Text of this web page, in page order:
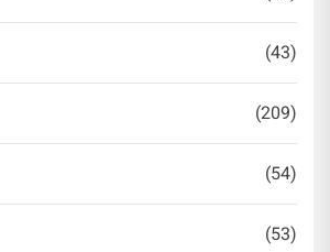
(43)
(209)
(54)
(53)